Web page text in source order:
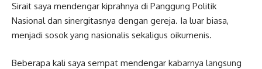
Sirait saya mendengar kiprahnya di Panggung Politik
Nasional dan sinergitasnya dengan gereja. Ia luar biasa,
menjadi sosok yang nasionalis sekaligus oikumenis.
Beberapa kali saya sempat mendengar kabarnya langsung